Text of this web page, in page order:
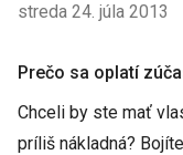
streda 24. júla 2013
Prečo sa oplatí
Chceli by ste mať
príliš nákladná?